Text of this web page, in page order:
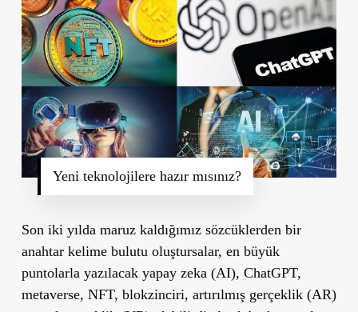
Yeni teknolojilere hazır mısınız?
Son iki yılda maruz kaldığımız sözcüklerden bir
anahtar kelime bulutu oluştursalar, en büyük
puntolarla yazılacak yapay zeka (AI), ChatGPT,
metaverse, NFT, blokzinciri, artırılmış gerçeklik (AR)